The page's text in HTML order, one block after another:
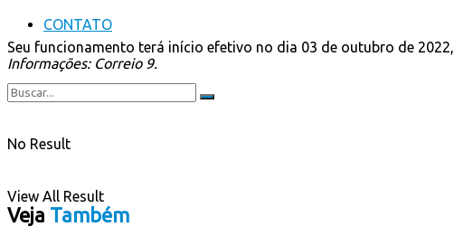
CONTATO
No Result
View All Result
Seu funcionamento terá início efetivo no dia 03 de outubro de
Informações: Correio 9.
Veja Também